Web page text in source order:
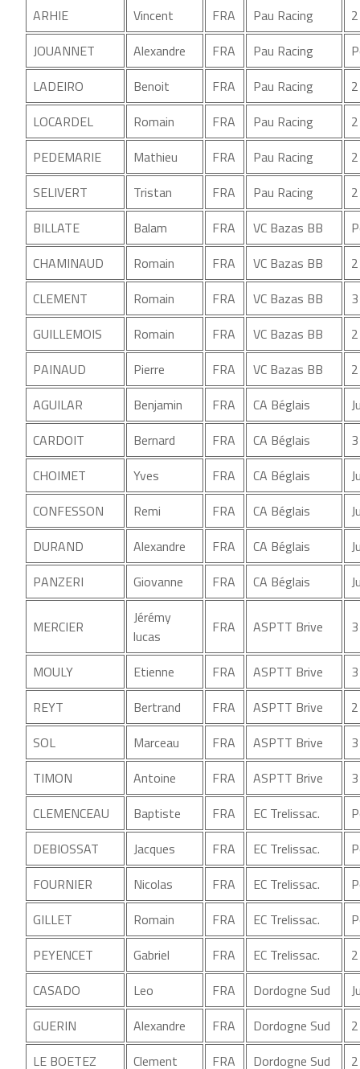
ARHIE
Vincent FRA Pau Racing
JOUANNET
Alexandre FRA Pau Racing
LADEIRO
Benoit FRA Pau Racing
LOCARDEL
Romain FRA Pau Racing
PEDEMARIE
Mathieu FRA Pau Racing
SELIVERT
Tristan FRA Pau Racing
BILLATE
Balam FRA VC Bazas BB
CHAMINAUD
Romain FRA VC Bazas BB
CLEMENT
Romain FRA VC Bazas BB
GUILLEMOIS
Romain FRA VC Bazas BB
PAINAUD
Pierre FRA VC Bazas BB
AGUILAR
Benjamin FRA CA Béglais
CARDOIT
Bernard FRA CA Béglais
CHOIMET
Yves FRA CA Béglais
CONFESSON
Remi FRA CA Béglais
DURAND
Alexandre FRA CA Béglais
PANZERI
Giovanne FRA CA Béglais
MERCIER
Jérémy
lucas
FRA ASPTT Brive
MOULY Etienne FRA ASPTT Brive
REYT
Bertrand FRA ASPTT Brive
SOL
Marceau FRA ASPTT Brive
TIMON
Antoine FRA ASPTT Brive
CLEMENCEAU
Baptiste FRA EC Trelissac.
DEBIOSSAT
Jacques FRA EC Trelissac.
FOURNIER
Nicolas FRA EC Trelissac.
GILLET
Romain FRA EC Trelissac.
PEYENCET
Gabriel FRA EC Trelissac.
CASADO
Leo FRA Dordogne Sud
GUERIN
Alexandre FRA Dordogne Sud
LE BOETEZ
Clement FRA Dordogne Sud